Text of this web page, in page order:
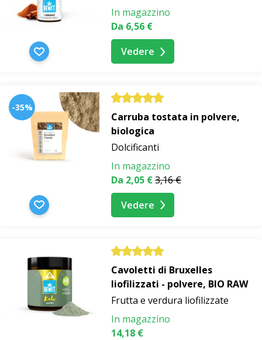
In magazzino
Da 6,56 €
Vedere
-35%
Carruba tostata in polvere,
biologica
Dolcificanti
In magazzino
Da 2,05 €3,16 €
Vedere
Cavoletti di Bruxelles
liofilizzati - polvere, BIO RAW
Frutta e verdura liofilizzate
In magazzino
14,18 €